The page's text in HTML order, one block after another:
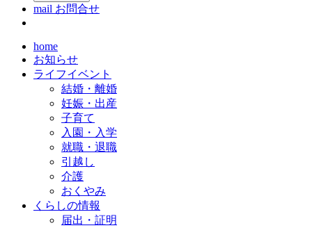
mail お問合せ
home
お知らせ
ライフイベント
結婚・離婚
妊娠・出産
子育て
入園・入学
就職・退職
引越し
介護
おくやみ
くらしの情報
届出・証明